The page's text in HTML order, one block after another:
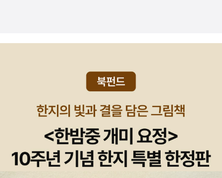
고 겸손하게 재판을 해야 하는 것은 인권 보호 때문만이 아니라, 그래
야만 실체적 진실에 접근할 수 있기 때문이다. 2. 억울한 사람들에게
다시(혹은 처음) 주어지는 기회 재심은 확정된 판결에 대하여 사실 인
정에 중대한 오류가 있는 경우에 당사자 및 기타 청구권자의 청구에
의하여 그 판결의 당부(當否)를 다시 심리하는 비상수단적인 구제
방법을 말한다. _두산백과사전 박준영 변호사는 ‘재심 전문 변호사’로
잘 알려져 있다. (2007년 발생한 ‘수원 노숙 소녀 상해 치사 사건’을